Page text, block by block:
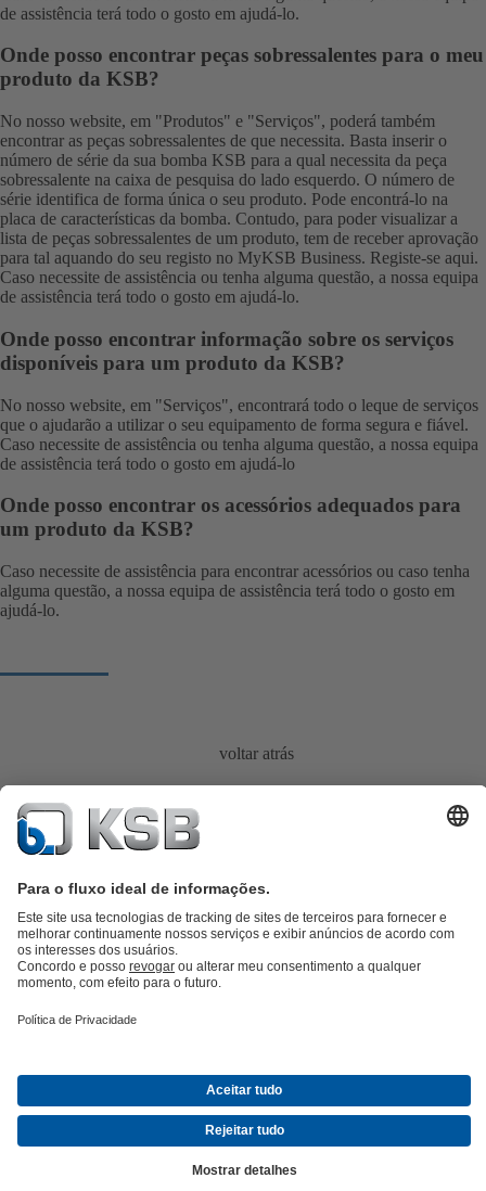
de assistência terá todo o gosto em ajudá-lo.
Onde posso encontrar peças sobressalentes para o meu
produto da KSB?
No nosso website, em "Produtos" e "Serviços", poderá também
encontrar as peças sobressalentes de que necessita. Basta inserir o
número de série da sua bomba KSB para a qual necessita da peça
sobressalente na caixa de pesquisa do lado esquerdo. O número de
série identifica de forma única o seu produto. Pode encontrá-lo na
placa de características da bomba. Contudo, para poder visualizar a
lista de peças sobressalentes de um produto, tem de receber aprovação
para tal aquando do seu registo no MyKSB Business. Registe-se aqui.
Caso necessite de assistência ou tenha alguma questão, a nossa equipa
de assistência terá todo o gosto em ajudá-lo.
Onde posso encontrar informação sobre os serviços
disponíveis para um produto da KSB?
No nosso website, em "Serviços", encontrará todo o leque de serviços
que o ajudarão a utilizar o seu equipamento de forma segura e fiável.
Caso necessite de assistência ou tenha alguma questão, a nossa equipa
de assistência terá todo o gosto em ajudá-lo
Onde posso encontrar os acessórios adequados para
um produto da KSB?
Caso necessite de assistência para encontrar acessórios ou caso tenha
alguma questão, a nossa equipa de assistência terá todo o gosto em
ajudá-lo.
voltar atrás
Catálogo de produtosKSB SupremeServ: peças sobressalentes
SupremeServ: assistência premium para bombas e válvulas
Águas ResiduaisAbastecimento de Água
KSB Portugal • Venha Conhecer-nos melhorEventosInformações
Técnicas e Notícias
Redes Sociais
Contactos KSB Portugal
© KSB SE & Co. KGaA
Declaração de Responsabilidade